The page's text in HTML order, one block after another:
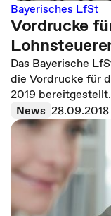
Bayerisches LfSt
Vordrucke
Das Bayerische
die Vordrucke für
2019 bereitgestellt.
News 28.09.2018